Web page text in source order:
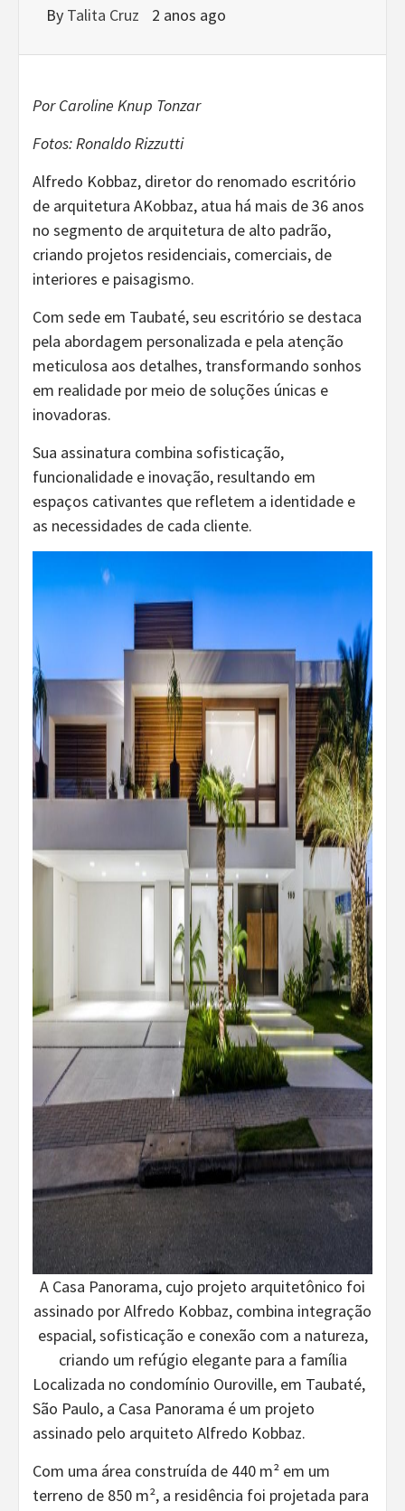
By Talita Cruz 2 anos ago
Por Caroline Knup Tonzar
Fotos: Ronaldo Rizzutti
Alfredo Kobbaz, diretor do renomado escritório
de arquitetura AKobbaz, atua há mais de 36 anos
no segmento de arquitetura de alto padrão,
criando projetos residenciais, comerciais, de
interiores e paisagismo.
Com sede em Taubaté, seu escritório se destaca
pela abordagem personalizada e pela atenção
meticulosa aos detalhes, transformando sonhos
em realidade por meio de soluções únicas e
inovadoras.
Sua assinatura combina sofisticação,
funcionalidade e inovação, resultando em
espaços cativantes que refletem a identidade e
as necessidades de cada cliente.
A Casa Panorama, cujo projeto arquitetônico foi
assinado por Alfredo Kobbaz, combina integração
espacial, sofisticação e conexão com a natureza,
criando um refúgio elegante para a família
Localizada no condomínio Ouroville, em Taubaté,
São Paulo, a Casa Panorama é um projeto
assinado pelo arquiteto Alfredo Kobbaz.
Com uma área construída de 440 m² em um
terreno de 850 m², a residência foi projetada para